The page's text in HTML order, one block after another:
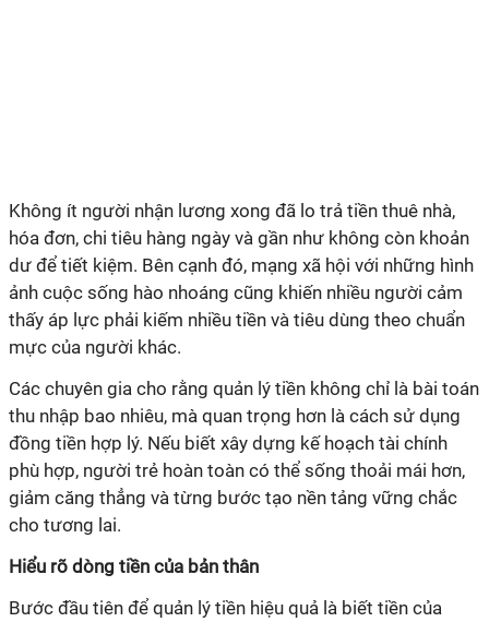
Không ít người nhận lương xong đã lo trả tiền thuê nhà,
hóa đơn, chi tiêu hàng ngày và gần như không còn khoản
dư để tiết kiệm. Bên cạnh đó, mạng xã hội với những hình
ảnh cuộc sống hào nhoáng cũng khiến nhiều người cảm
thấy áp lực phải kiếm nhiều tiền và tiêu dùng theo chuẩn
mực của người khác.
Các chuyên gia cho rằng quản lý tiền không chỉ là bài toán
thu nhập bao nhiêu, mà quan trọng hơn là cách sử dụng
đồng tiền hợp lý. Nếu biết xây dựng kế hoạch tài chính
phù hợp, người trẻ hoàn toàn có thể sống thoải mái hơn,
giảm căng thẳng và từng bước tạo nền tảng vững chắc
cho tương lai.
Hiểu rõ dòng tiền của bản thân
Bước đầu tiên để quản lý tiền hiệu quả là biết tiền của